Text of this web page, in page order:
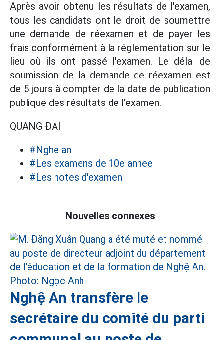
Après avoir obtenu les résultats de l'examen,
tous les candidats ont le droit de soumettre
une demande de réexamen et de payer les
frais conformément à la réglementation sur le
lieu où ils ont passé l'examen. Le délai de
soumission de la demande de réexamen est
de 5 jours à compter de la date de publication
publique des résultats de l'examen.
QUANG ĐẠI
#Nghe an
#Les examens de 10e annee
#Les notes d'examen
Nouvelles connexes
Nghệ An transfère le
secrétaire du comité du parti